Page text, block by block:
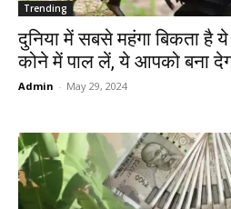
Trending
दुनिया में सबसे महंगा बिकता है
कोने में पाल लें, ये आपको बना
Admin - May 29, 2024